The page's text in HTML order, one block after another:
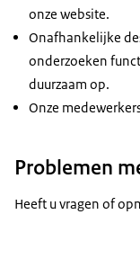
onze website.
Onafhankelijke
onderzoeken
duurzaam op.
Onze
Problemen
Heeft u vragen of